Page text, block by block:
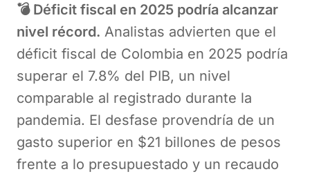
💣 Déficit fiscal en 2025 podría alcanzar
nivel récord. Analistas advierten que el
déficit fiscal de Colombia en 2025 podría
superar el 7.8% del PIB, un nivel
comparable al registrado durante la
pandemia. El desfase provendría de un
gasto superior en $21 billones de pesos
frente a lo presupuestado y un recaudo